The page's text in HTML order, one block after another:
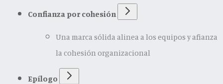
Confianza por cohesión
Una marca sólida alinea a los equipos y afianza
la cohesión organizacional
Epílogo